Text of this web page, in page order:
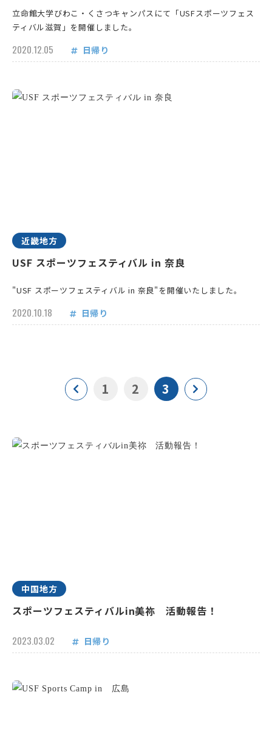
立命館大学びわこ・くさつキャンパスにて「USFスポーツフェス
ティバル滋賀」を開催しました。
2020.12.05 日帰り
近畿地方
USF スポーツフェスティバル in 奈良
"USF スポーツフェスティバル in 奈良"を開催いたしました。
2020.10.18 日帰り
1 2 3
中国地方
スポーツフェスティバルin美祢 活動報告！
2023.03.02 日帰り